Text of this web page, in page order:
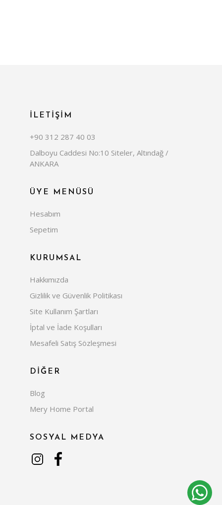
İLETİŞİM
+90 312 287 40 03
Dalboyu Caddesi No:10 Siteler, Altındağ /
ANKARA
ÜYE MENÜSÜ
Hesabım
Sepetim
KURUMSAL
Hakkımızda
Gizlilik ve Güvenlik Politikası
Site Kullanım Şartları
İptal ve İade Koşulları
Mesafeli Satış Sözleşmesi
DİĞER
Blog
Mery Home Portal
SOSYAL MEDYA